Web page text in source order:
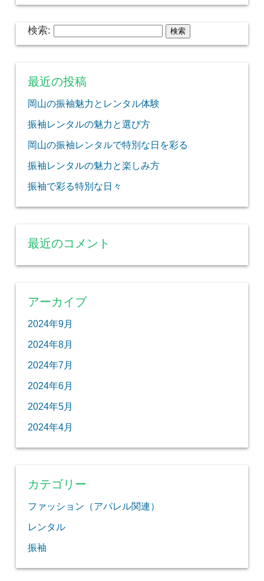
検索:
最近の投稿
岡山の振袖魅力とレンタル体験
振袖レンタルの魅力と選び方
岡山の振袖レンタルで特別な日を彩る
振袖レンタルの魅力と楽しみ方
振袖で彩る特別な日々
最近のコメント
アーカイブ
2024年9月
2024年8月
2024年7月
2024年6月
2024年5月
2024年4月
カテゴリー
ファッション（アパレル関連）
レンタル
振袖